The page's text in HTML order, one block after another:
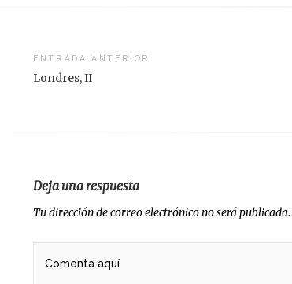
Navegación
ENTRADA ANTERIOR
Londres, II
Deja una respuesta
Tu dirección de correo electrónico no será publicada.